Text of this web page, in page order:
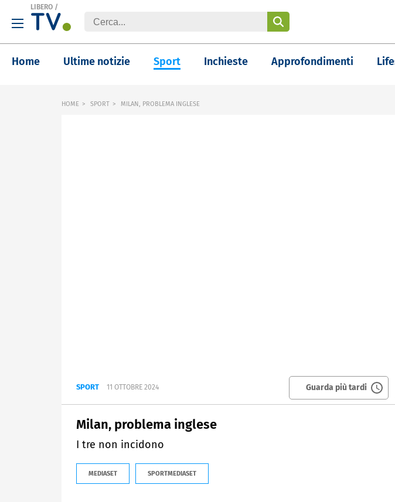
LIBERO /
Home Ultime notizie Sport Inchieste Approfondimenti
HOME SPORT MILAN, PROBLEMA INGLESE
SPORT 11 OTTOBRE 2024 Guarda più tardi
Milan, problema inglese
I tre non incidono
MEDIASET SPORTMEDIASET